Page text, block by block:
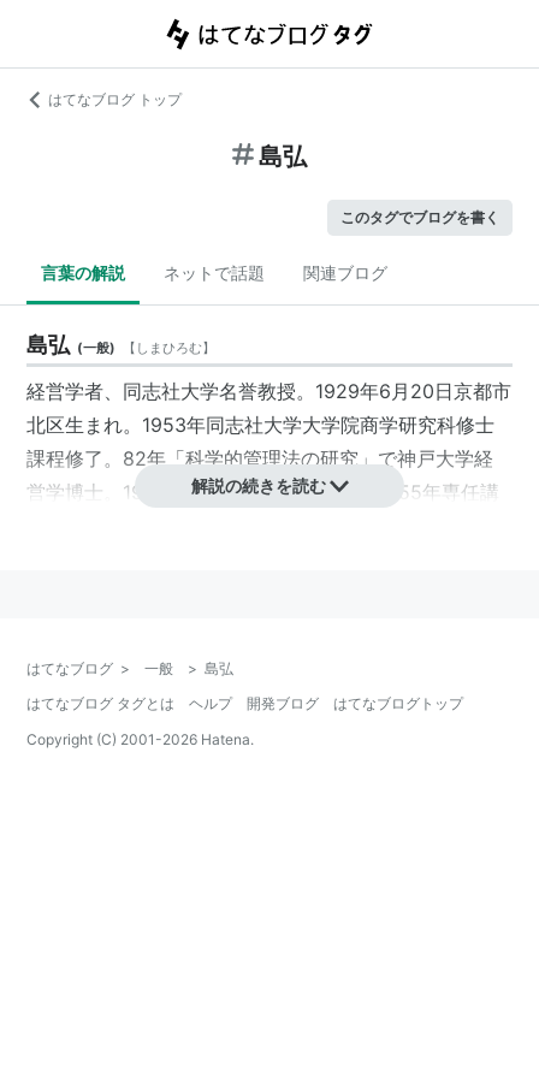
はてなブログ トップ
島弘
このタグでブログを書く
言葉の解説 ネットで話題 関連ブログ
島弘 (一般) 【 しまひろむ】
経営学者、同志社大学名誉教授。1929年6月20日京都市
北区生まれ。1953年同志社大学大学院商学研究科修士
課程修了。82年「科学的管理法の研究」で神戸大学経
営学博士。1953年同志社大学商学部助手、55年専任講
『科学的管理法の研究』有斐閣 1963
『現代の労務管理』有斐閣 1981
『現代大企業と経営管理』ミネルヴァ書房 1991
解説の続きを読む
はてなブログ > 一般 > 島弘
はてなブログ タグとは
ヘルプ 開発ブログ
はてなブログトップ
Copyright (C) 2001-2026 Hatena.